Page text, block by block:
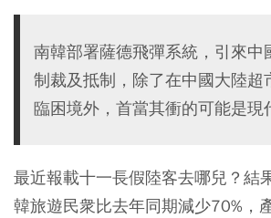
南韓部署薩德飛彈系統，引來中
制裁及抵制，除了在中國大陸超
臨困境外，首當其衝的可能是現
最近報載十一長假陸客去哪兒？結
韓旅遊民衆比去年同期減少70%，